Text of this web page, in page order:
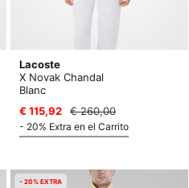
Lacoste
X Novak Chandal
Blanc
€ 115,92
€ 260,00
- 20% Extra en el Carrito
- 20% EXTRA